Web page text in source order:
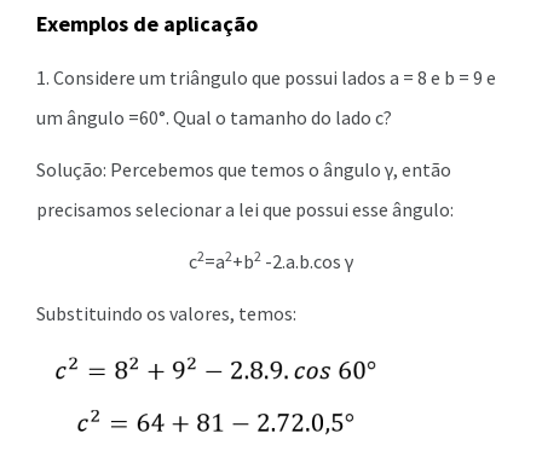
Exemplos de aplicação
1. Considere um triângulo que possui lados a = 8 e b = 9 e
um ângulo =60°. Qual o tamanho do lado c?
Solução: Percebemos que temos o ângulo γ, então
precisamos selecionar a lei que possui esse ângulo:
c2=a2+b2 -2.a.b.cos γ
Substituindo os valores, temos: